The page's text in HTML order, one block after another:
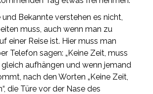
und Bekannte verstehen es nicht,
muss, auch wenn man zu
einer Reise ist. Hier muss man
Telefon sagen: „Keine Zeit, muss
gleich aufhängen und wenn jemand
nach den Worten „Keine Zeit,
die Türe vor der Nase des